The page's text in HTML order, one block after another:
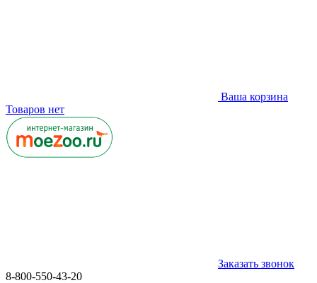
Ваша корзина
Товаров нет
Заказать звонок
8-800-550-43-20